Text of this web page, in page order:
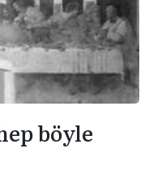
böyle